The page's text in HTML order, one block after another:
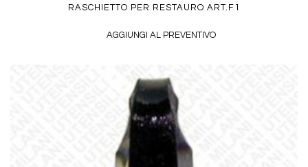
RASCHIETTO PER RESTAURO ART.F1
AGGIUNGI AL PREVENTIVO